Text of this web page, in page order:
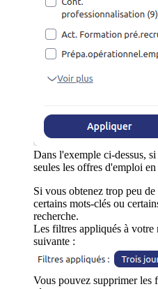
Dans l'exemple ci-dessus,
seules les offres d'emploi
Si vous obtenez trop peu
certains mots-clés ou
recherche.
Les filtres appliqués à votre
suivante :
Vous pouvez supprimer les